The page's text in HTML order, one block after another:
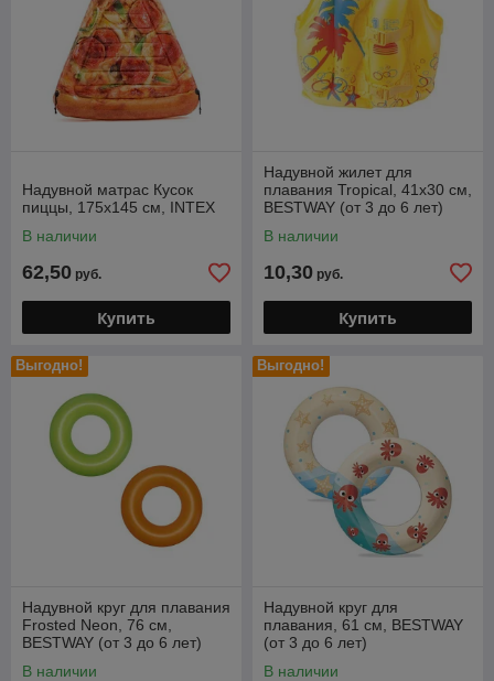
Надувной матрас Кусок
пиццы, 175х145 см, INTEX
В наличии
62,50 руб.
Купить
Надувной жилет для
плавания Tropical, 41x30 см,
BESTWAY (от 3 до 6 лет)
В наличии
10,30 руб.
Купить
Выгодно!
Надувной круг для плавания
Frosted Neon, 76 см,
BESTWAY (от 3 до 6 лет)
В наличии
Выгодно!
Надувной круг для
плавания, 61 см, BESTWAY
(от 3 до 6 лет)
В наличии